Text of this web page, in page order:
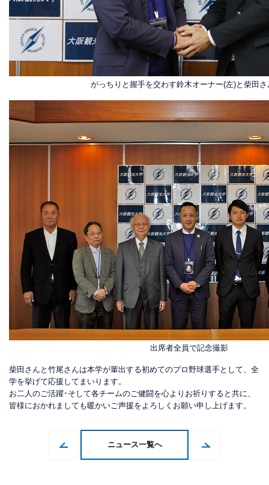
がっちりと握手を交わす鈴木オーナー(左)と柴田さ
出席者全員で記念撮影
柴田さんと竹尾さんは本学が輩出する初めてのプロ野球選手として、全
学を挙げて応援してまいります。
お二人のご活躍･そして各チームのご健闘を心よりお祈りすると共に、
皆様におかれましても暖かいご声援をよろしくお願い申し上げます。
ニュース一覧へ